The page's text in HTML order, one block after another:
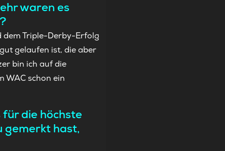
waren es
dem Triple-Derby-Erfolg
gelaufen ist, die aber
bin ich auf die
WAC schon ein
die höchste
gemerkt hast,